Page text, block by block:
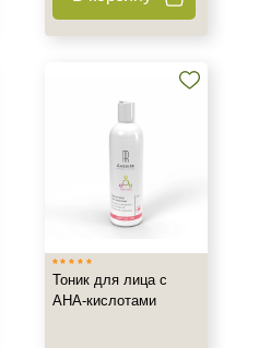
Тоник для лица с
АНА-кислотами